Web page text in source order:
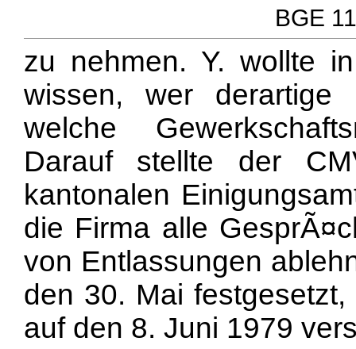
BGE
zu nehmen. Y. wollte
wissen, wer derartige
welche
Darauf stellte der
kantonalen
die Firma alle
von Entlassungen
den 30. Mai
auf den 8. Juni 1979